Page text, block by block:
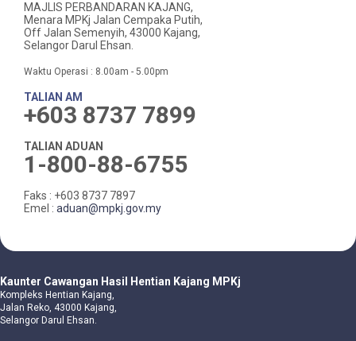
MAJLIS PERBANDARAN KAJANG,
Menara MPKj Jalan Cempaka Putih,
Off Jalan Semenyih, 43000 Kajang,
Selangor Darul Ehsan.
Waktu Operasi : 8.00am - 5.00pm
TALIAN AM
+603 8737 7899
TALIAN ADUAN
1-800-88-6755
Faks : +603 8737 7897
Emel : aduan@mpkj.gov.my
Kaunter Cawangan Hasil Hentian Kajang MPKj
Kompleks Hentian Kajang,
Jalan Reko, 43000 Kajang,
Selangor Darul Ehsan.